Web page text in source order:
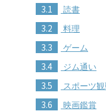
3.1 読書
3.2 料理
3.3 ゲーム
3.4 ジム通い
3.5 スポーツ
3.6 映画鑑賞